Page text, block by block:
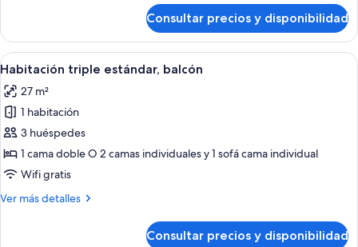
balcón
estándar
doble
de
individual,
balcón
Consultar precios y disponibilidad
Abrir
todas
las
fotos
de
Habitación
triple
balcón
Una habitación de hotel moderna
5
Habitación triple estándar, balcón
27 m²
1 habitación
3 huéspedes
1 cama doble O 2 camas individuales y 1 sofá cama individual
Wifi gratis
Ver más detalles
Más
Consultar precios y disponibilidad